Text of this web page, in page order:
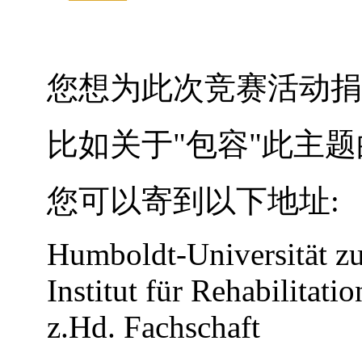
您想为此次竞赛活动
比如关于"包容"此主
您可以寄到以下地址:
Humboldt-Universität
Institut für
z.Hd. Fachschaft